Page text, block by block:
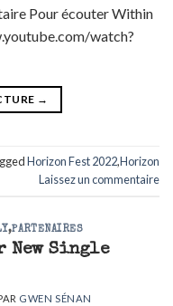
Pour écouter Within
watch?
→
Horizon Fest 2022,Horizon
Laissez un commentaire
,PARTENAIRES
New Single
GWEN SÉNAN